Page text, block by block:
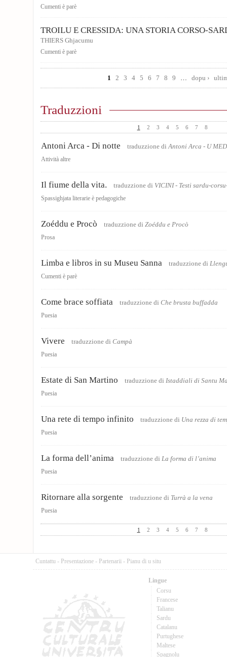
Cumenti è parè
TROILU E CRESSIDA: UNA STORIA CORSO-
THIERS Ghjacumu
Cumenti è parè
1
2 3 4 5 6 7 8 9 … dopu ›
Traduzzioni
1 2 3 4 5 6 7 8
Antoni Arca - Di notte traduzzione diAntoni Arca - U
Attività altre
Il fiume della vita. traduzzione di VICINI - Testi sardu-
Spassighjata literarie è pedagogiche
Zoéddu e Procò traduzzione di Zoéddu e Procò
Prosa
Limba e libros in su Museu Sanna traduzzione di
Cumenti è parè
Come brace soffiata traduzzione di Che brusta buffadda
Puesia
Vivere traduzzione di Campà
Puesia
Estate di San Martino traduzzione di Istaddiali di Santu
Puesia
Una rete di tempo infinito traduzzione di Una rezza di
Puesia
La forma dell’anima traduzzione di La forma di l’anima
Puesia
Ritornare alla sorgente traduzzione di Turrà a la vena
Puesia
1 2 3 4 5 6 7 8
Cuntattu - Presentazione - Partenarii - Pianu di u situ
Lingue
Corsu
Francese
Talianu
Sardu
Catalanu
Purtughese
Maltese
Spagnolu